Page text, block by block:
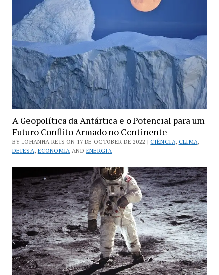
A Geopolítica da Antártica e o Potencial para um
Futuro Conflito Armado no Continente
BY LOHANNA REIS ON 17 DE OCTOBER DE 2022 |CIÊNCIA, CLIMA,
DEFESA, ECONOMIA AND ENERGIA